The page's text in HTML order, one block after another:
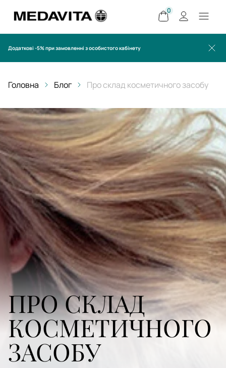
0
Додаткові -5% при замовленні з особистого кабінету
ПРО СКЛАД
КОСМЕТИЧНОГО
ЗАСОБУ
Головна Блог Про склад косметичного засобу